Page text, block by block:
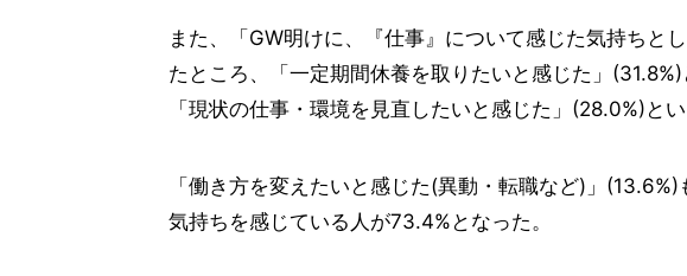
また、「GW明けに、『仕事』について感じた気持ちと
たところ、「一定期間休養を取りたいと感じた」
「現状の仕事・環境を見直したいと感じた」(28.0%)とい
「働き方を変えたいと感じた(異動・転職など)」
気持ちを感じている人が73.4%となった。